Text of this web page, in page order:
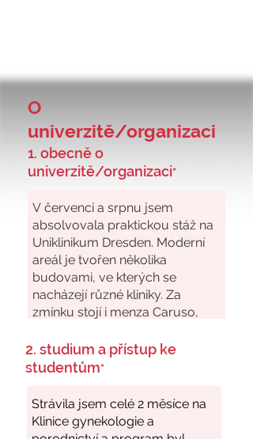
O
univerzitě/organizaci
1. obecně o
univerzitě/organizaci*
2. studium a přístup ke
studentům*